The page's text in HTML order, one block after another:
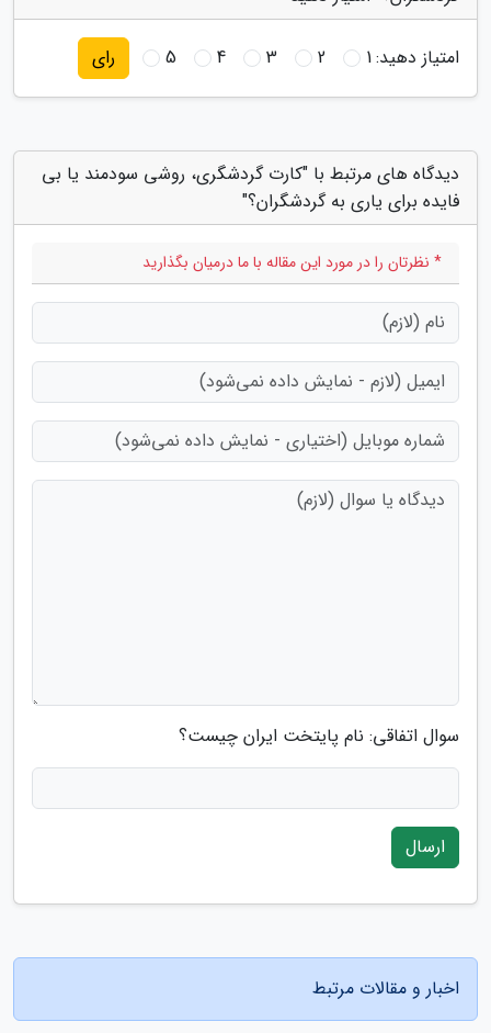
امتیاز دهید:1
2
3
4
5 رای
دیدگاه های مرتبط با "کارت گردشگری، روشی سودمند یا بی
فایده برای یاری به گردشگران؟"
* نظرتان را در مورد این مقاله با ما درمیان بگذارید
سوال اتفاقی: نام پایتخت ایران چیست؟
ارسال
اخبار و مقالات مرتبط